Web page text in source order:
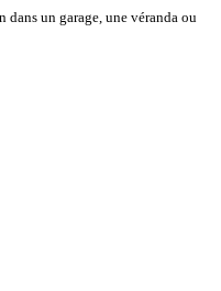
un garage, une véranda ou